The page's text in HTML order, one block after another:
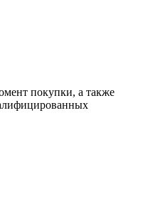
покупки, а также